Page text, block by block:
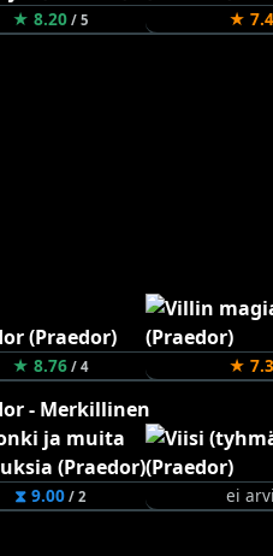
★ 8.20/ 5 ★
★ 8.76/ 4 ★
⧗ 9.00/ 2 ei